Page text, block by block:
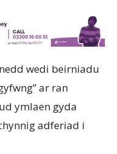
wedi beirniadu
ar ran
ymlaen gyda
adferiad i